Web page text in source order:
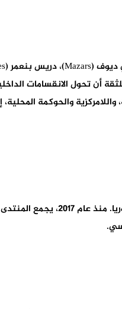
أن تحول الانقسامات
والحوكمة
يعد منتدى فيكتوريا منصة دولية